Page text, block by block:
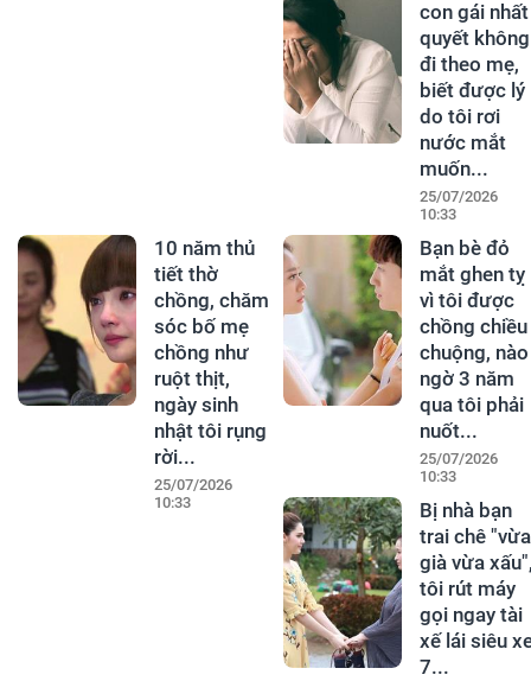
con gái nhất
quyết không
đi theo mẹ,
biết được lý
do tôi rơi
nước mắt
muốn...
25/07/2026
10:33
10 năm thủ
tiết thờ
chồng, chăm
sóc bố mẹ
chồng như
ruột thịt,
ngày sinh
nhật tôi rụng
rời...
25/07/2026
10:33
Bạn bè đỏ
mắt ghen tỵ
vì tôi được
chồng chiều
chuộng, nào
ngờ 3 năm
qua tôi phải
nuốt...
25/07/2026
10:33
Bị nhà bạn
trai chê "vừa
già vừa
tôi rút máy
gọi ngay tài
xế lái siêu
7...